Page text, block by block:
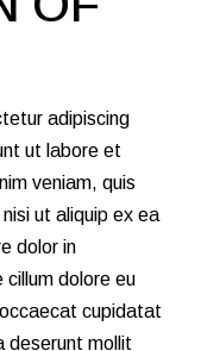
adipiscing
ut labore et
veniam, quis
ut aliquip ex ea
dolor in
dolore eu
cupidatat
deserunt mollit